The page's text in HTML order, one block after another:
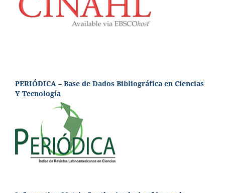
PERIÓDICA – Base de Dados Bibliográfica en Ciencias
Y Tecnología